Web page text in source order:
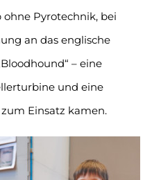
Pyrotechnik, bei
an das englische
– eine
und eine
Einsatz kamen.